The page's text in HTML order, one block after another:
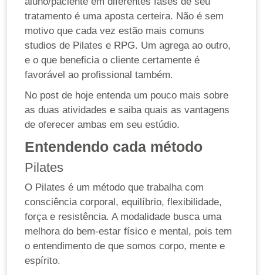
tratamento é uma aposta certeira. Não é sem
motivo que cada vez estão mais comuns
studios de Pilates e RPG. Um agrega ao outro,
e o que beneficia o cliente certamente é
favorável ao profissional também.
No post de hoje entenda um pouco mais sobre
as duas atividades e saiba quais as vantagens
de oferecer ambas em seu estúdio.
Entendendo cada método
Pilates
O Pilates é um método que trabalha com
consciência corporal, equilíbrio, flexibilidade,
força e resistência. A modalidade busca uma
melhora do bem-estar físico e mental, pois tem
o entendimento de que somos corpo, mente e
espírito.